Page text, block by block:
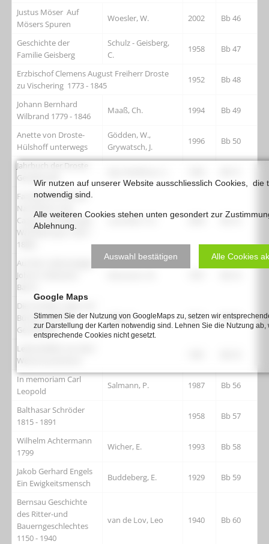
Justus Möser Auf
Mösers Spuren
Woesler, W. 2002 Bb 46
Geschichte der
Familie Geisberg
Schulz - Geisberg,
C.
1958 Bb 47
Erzbischof Clemens August Freiherr Droste
zu Vischering 1773 - 1845
1952 Bb 48
Johann Bernhard
Wilbrand 1779 - 1846
Maaß, Ch. 1994 Bb 49
Anette von Droste-
Hülshoff unterwegs
Gödden, W.,
Grywatsch, J.
1996 Bb 50
Jahrbuch der Droste
Gesellschaft
Familienchronik der
Nachfahren des
Caspar Laumeier geb.
Wärdekemper (18o7 -
1886)
Laumeier, CH. 2006 Bb 52
Auf den Lebenswegen
Johann Sebastian
Bachs
Die Familien Vogt und
Bücker und ihre
Geschichte
Vogt, H. 2011 Bb 54
Lebensbilder aus dem
Westmünsterland
In memoriam Carl
Leopold
Salmann, P. 1987 Bb 56
Balthasar Schröder
1815 - 1891
1958 Bb 57
Wilhelm Achtermann
1799
Wicher, E. 1993 Bb 58
Jakob Gerhard Engels
Ein Ewigkeitsmensch
Buddeberg, E. 1929 Bb 59
Bernsau Geschichte
des Ritter-und
Bauerngeschlechtes
1150 - 1940
van de Lov, Leo 1940 Bb 60
Wir nutzen auf unserer Website ausschliesslich Cookies, die
notwendig sind.
Alle weiteren Cookies stehen unten gesondert zur
Ablehnung.
Auswahl bestätigen Alle Cookies
Google Maps
Stimmen Sie der Nutzung von GoogleMaps zu, setzen wir
zur Darstellung der Karten notwendig sind. Lehnen Sie die Nutzung ab,
entsprechende Cookies nicht gesetzt.